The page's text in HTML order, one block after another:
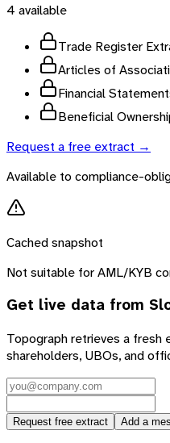
4 available
Trade Register
Articles of
Financial
Beneficial
Request a free extract →
Available to compliance-
Cached snapshot
Not suitable for AML/KYB
Get live data from
Topograph retrieves a
shareholders, UBOs, and
Request free extract Add a